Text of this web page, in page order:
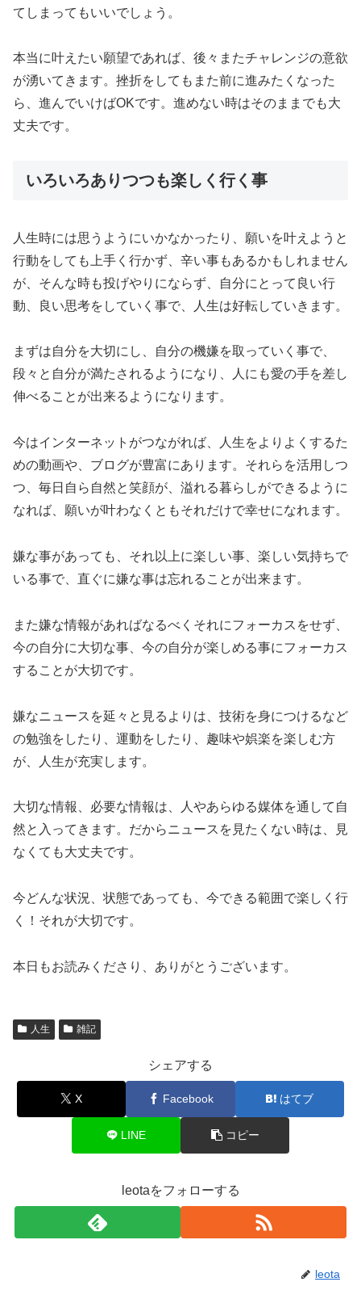
てしまってもいいでしょう。
本当に叶えたい願望であれば、後々またチャレンジの意欲
が湧いてきます。挫折をしてもまた前に進みたくなった
ら、進んでいけばOKです。進めない時はそのままでも大
丈夫です。
いろいろありつつも楽しく行く事
人生時には思うようにいかなかったり、願いを叶えようと
行動をしても上手く行かず、辛い事もあるかもしれません
が、そんな時も投げやりにならず、自分にとって良い行
動、良い思考をしていく事で、人生は好転していきます。
まずは自分を大切にし、自分の機嫌を取っていく事で、
段々と自分が満たされるようになり、人にも愛の手を差し
伸べることが出来るようになります。
今はインターネットがつながれば、人生をよりよくするた
めの動画や、ブログが豊富にあります。それらを活用しつ
つ、毎日自ら自然と笑顔が、溢れる暮らしができるように
なれば、願いが叶わなくともそれだけで幸せになれます。
嫌な事があっても、それ以上に楽しい事、楽しい気持ちで
いる事で、直ぐに嫌な事は忘れることが出来ます。
また嫌な情報があればなるべくそれにフォーカスをせず、
今の自分に大切な事、今の自分が楽しめる事にフォーカス
することが大切です。
嫌なニュースを延々と見るよりは、技術を身につけるなど
の勉強をしたり、運動をしたり、趣味や娯楽を楽しむ方
が、人生が充実します。
大切な情報、必要な情報は、人やあらゆる媒体を通して自
然と入ってきます。だからニュースを見たくない時は、見
なくても大丈夫です。
今どんな状況、状態であっても、今できる範囲で楽しく行
く！それが大切です。
本日もお読みくださり、ありがとうございます。
人生 雑記
シェアする
X Facebook はてブ
LINE コピー
leotaをフォローする
leota